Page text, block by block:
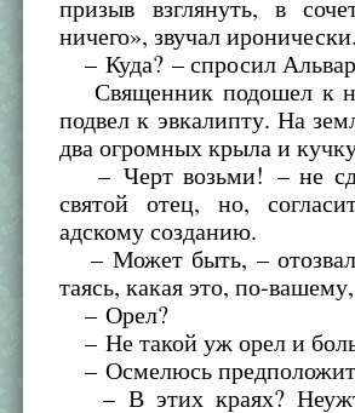
призыв взглянуть, в
ничего», звучал иронически.
– Куда? – спросил
Священник подошел к
подвел к эвкалипту. На
два огромных крыла и
– Черт возьми! – не
святой отец, но,
адскому созданию.
– Может быть, –
таясь, какая это, по-
– Орел?
– Не такой уж орел и
– Осмелюсь
– В этих краях?